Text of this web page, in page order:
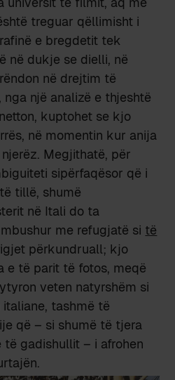
treguar qëllimisht i
e bregdetit tek
në dukje se dielli, në
në drejtim të
një analizë e thjeshtë
kuptohet se kjo
në momentin kur anija
Megjithatë, për
sipërfaqësor që i
tillë, shumë
në Itali do ta
me refugjatë si të
përkundruall; kjo
e të parit të fotos, meqë
veten natyrshëm si
tashmë të
që – si shumë të tjera
gadishullit – i afrohen